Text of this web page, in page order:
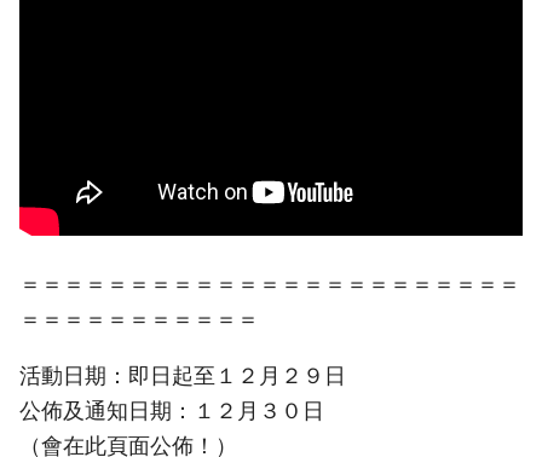
＝＝＝＝＝＝＝＝＝＝＝＝＝＝＝＝＝＝＝＝＝＝＝
＝＝＝＝＝＝＝＝＝＝＝
活動日期：即日起至１２月２９日
公佈及通知日期：１２月３０日
（會在此頁面公佈！）